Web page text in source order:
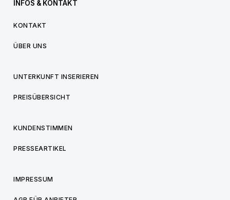
INFOS & KONTAKT
KONTAKT
ÜBER UNS
UNTERKUNFT INSERIEREN
PREISÜBERSICHT
KUNDENSTIMMEN
PRESSEARTIKEL
IMPRESSUM